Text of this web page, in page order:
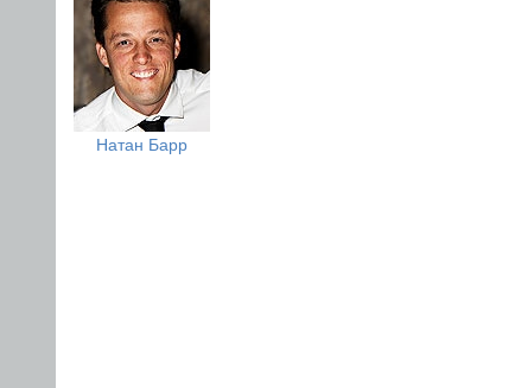
Натан Барр